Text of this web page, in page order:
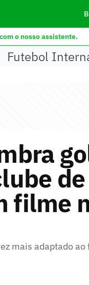
o nosso assistente.
Futebol
filme
mais adaptado